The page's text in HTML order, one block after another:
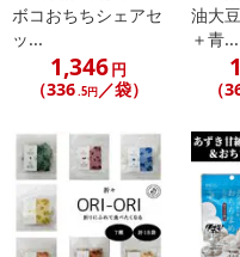
ボコおちちシェアセ
ッ...
1,346円
（336.5円／袋）
油大
＋青...
（